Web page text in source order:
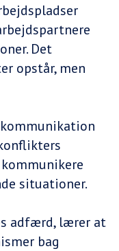
Det
opstår, men
situationer.
adfærd, lærer at
bag